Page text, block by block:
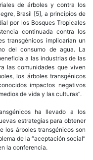
de árboles y contra los
Brasil [5], a principios de
por los Bosques Tropicales
continuada contra los
transgénicos implicarían un
del consumo de agua. La
a las industrias de las
las comunidades que viven
los árboles transgénicos
impactos negativos
de vida y las culturas”.
ha llevado a los
estrategias para obtener
los árboles transgénicos son
de la “aceptación social”
la conferencia.